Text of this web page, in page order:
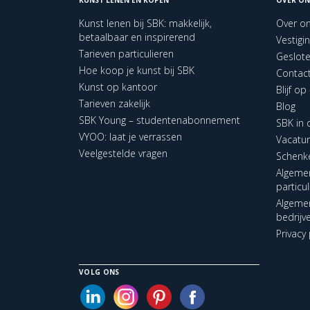
Kunst lenen bij SBK: makkelijk,
betaalbaar en inspirerend
Tarieven particulieren
Hoe koop je kunst bij SBK
Kunst op kantoor
Tarieven zakelijk
SBK Young – studentenabonnement
VYOO: laat je verrassen
Veelgestelde vragen
Over
Blijf op
Blog
SBK in
VOLG ONS